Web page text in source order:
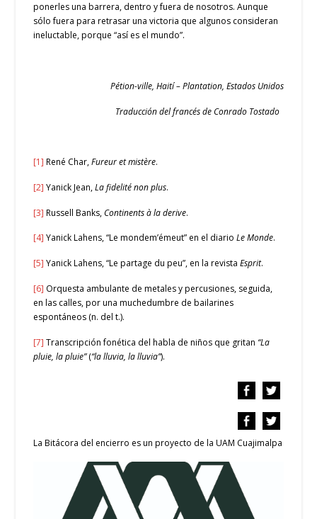
ponerles una barrera, dentro y fuera de nosotros. Aunque
sólo fuera para retrasar una victoria que algunos consideran
ineluctable, porque “así es el mundo”.
Pétion-ville, Haití – Plantation, Estados Unidos
Traducción del francés de Conrado Tostado
[1] René Char,Fureur et mistère.
[2] Yanick Jean,La fidelité non plus.
[3] Russell Banks,Continents à la derive.
[4] Yanick Lahens, “Le mondem’émeut” en el diarioLe Monde.
[5] Yanick Lahens, “Le partage du peu”, en la revistaEsprit.
[6] Orquesta ambulante de metales y percusiones, seguida,
en las calles, por una muchedumbre de bailarines
espontáneos (n. del t.).
[7] Transcripción fonética del habla de niños que gritan“La
pluie, la pluie”(“la lluvia, la lluvia”).
La Bitácora del encierro es un proyecto de la UAM Cuajimalpa